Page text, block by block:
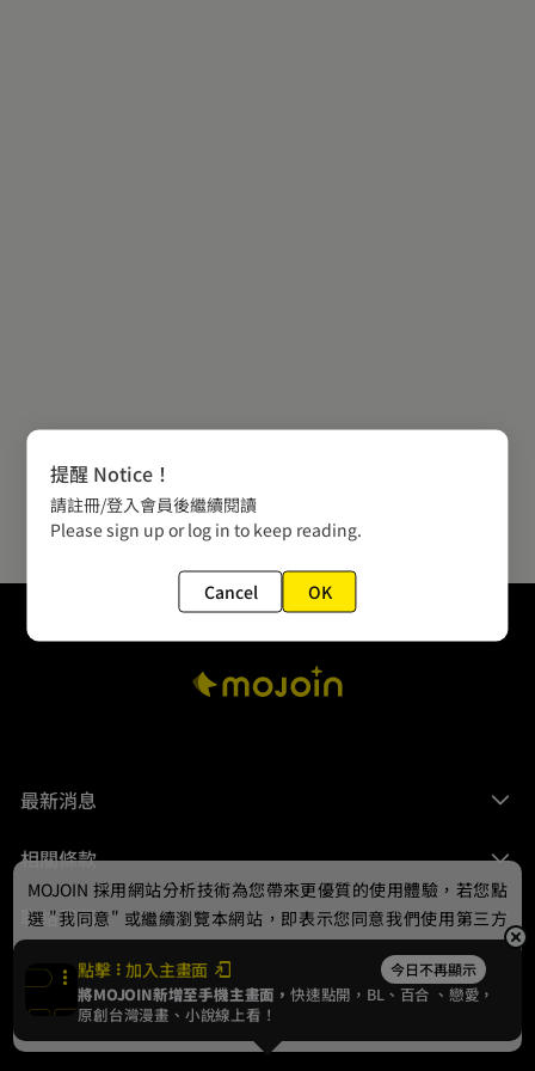
最新消息
相關條款
聯絡我們
© 2024 gamania Digital Entertainment Co., Ltd.
點擊 加入主畫面 今日不再顯示
將MOJOIN新增至手機主畫面，快速點開，BL、 百合 、戀愛，
原創台灣漫畫、小說線上看！
MOJOIN 採用網站分析技術為您帶來更優質的使用體驗，若您點
選 "我同意" 或繼續瀏覽本網站，即表示您同意我們使用第三方
Cookie，欲瞭解更多資訊請見隱私權政策。
我同意
提醒 Notice！
請註冊/登入會員後繼續閱讀
Please sign up or log in to keep reading.
Cancel OK